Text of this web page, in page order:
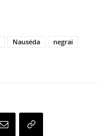
Nausėda
negrai